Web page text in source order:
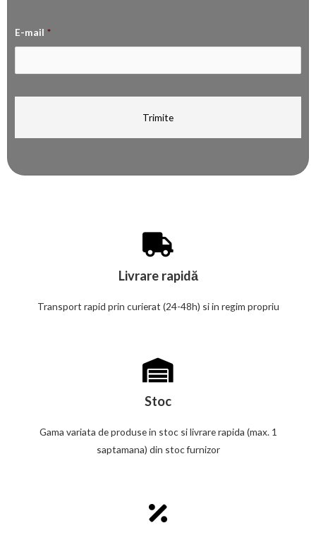
E-mail *
Livrare rapidă
Transport rapid prin curierat (24-48h) si in regim propriu
Stoc
Gama variata de produse in stoc si livrare rapida (max. 1
saptamana) din stoc furnizor